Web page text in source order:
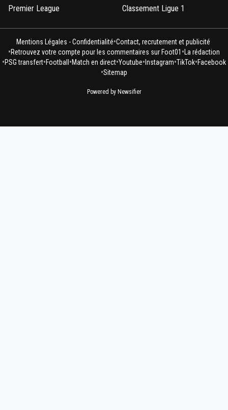
Premier League
Classement Ligue 1
Mentions Légales - Confidentialité•Contact, recrutement et publicité
•Retrouvez votre compte pour les commentaires sur Foot01 • La rédaction
•PSG transfert•Football •Match en direct•Youtube• Instagram•TikTok•Facebook
•Sitemap
Powered by Newsifier